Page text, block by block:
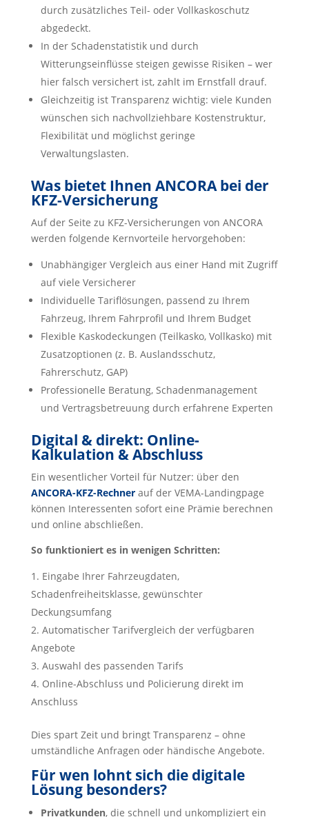
durch zusätzliches Teil- oder Vollkaskoschutz
abgedeckt.
In der Schadenstatistik und durch
Witterungseinflüsse steigen gewisse Risiken – wer
hier falsch versichert ist, zahlt im Ernstfall drauf.
Gleichzeitig ist Transparenz wichtig: viele Kunden
wünschen sich nachvollziehbare Kostenstruktur,
Flexibilität und möglichst geringe
Verwaltungslasten.
Was bietet Ihnen ANCORA bei der
KFZ-Versicherung
Auf der Seite zu KFZ-Versicherungen von ANCORA
werden folgende Kernvorteile hervorgehoben:
Unabhängiger Vergleich aus einer Hand mit Zugriff
auf viele Versicherer
Individuelle Tariflösungen, passend zu Ihrem
Fahrzeug, Ihrem Fahrprofil und Ihrem Budget
Flexible Kaskodeckungen (Teilkasko, Vollkasko) mit
Zusatzoptionen (z. B. Auslandsschutz,
Fahrerschutz, GAP)
Professionelle Beratung, Schadenmanagement
und Vertragsbetreuung durch erfahrene Experten
Digital & direkt: Online-
Kalkulation & Abschluss
Ein wesentlicher Vorteil für Nutzer: über den
ANCORA-KFZ-Rechner auf der VEMA-Landingpage
können Interessenten sofort eine Prämie berechnen
und online abschließen.
So funktioniert es in wenigen Schritten:
Eingabe Ihrer Fahrzeugdaten,
Schadenfreiheitsklasse, gewünschter
Deckungsumfang
Automatischer Tarifvergleich der verfügbaren
Angebote
Auswahl des passenden Tarifs
Online-Abschluss und Policierung direkt im
Anschluss
Dies spart Zeit und bringt Transparenz – ohne
umständliche Anfragen oder händische Angebote.
Für wen lohnt sich die digitale
Lösung besonders?
Privatkunden, die schnell und unkompliziert ein